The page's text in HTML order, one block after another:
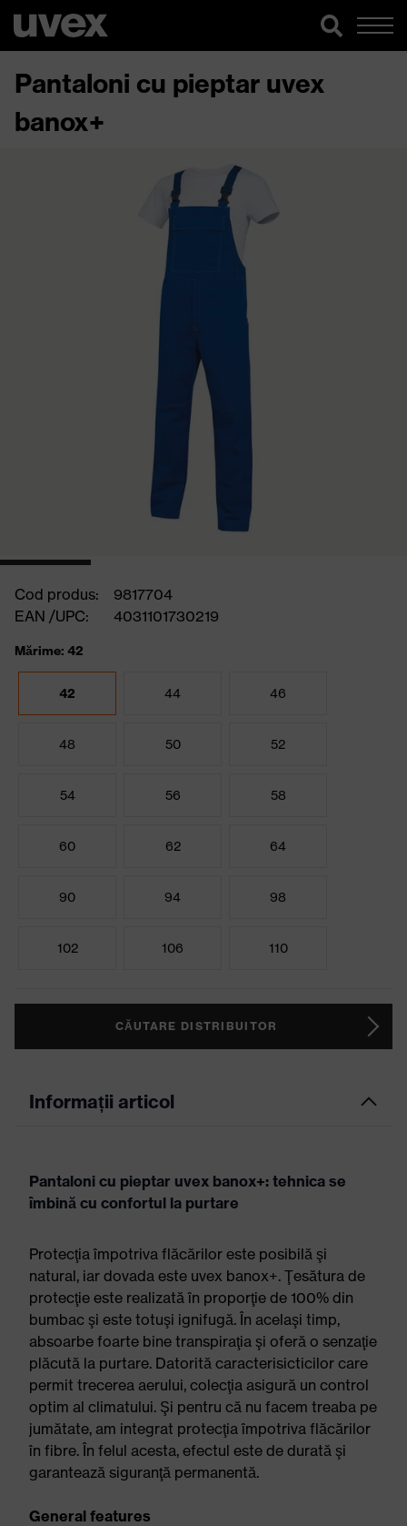
Pantaloni cu pieptar uvex
banox+
Cod produs:
9817704
EAN /UPC:
4031101730219
Mărime: 42
42 44 46
48 50 52
54 56 58
60 62 64
90 94 98
102 106 110
CĂUTARE DISTRIBUITOR
Informații articol
Pantaloni cu pieptar uvex banox+: tehnica se
îmbină cu confortul la purtare
Protecţia împotriva flăcărilor este posibilă şi
natural, iar dovada este uvex banox+. Ţesătura de
protecţie este realizată în proporţie de 100% din
bumbac şi este totuşi ignifugă. În acelaşi timp,
absoarbe foarte bine transpiraţia şi oferă o senzaţie
plăcută la purtare. Datorită caracterisicticilor care
permit trecerea aerului, colecţia asigură un control
optim al climatului. Şi pentru că nu facem treaba pe
jumătate, am integrat protecţia împotriva flăcărilor
în fibre. În felul acesta, efectul este de durată şi
garantează siguranţă permanentă.
General features